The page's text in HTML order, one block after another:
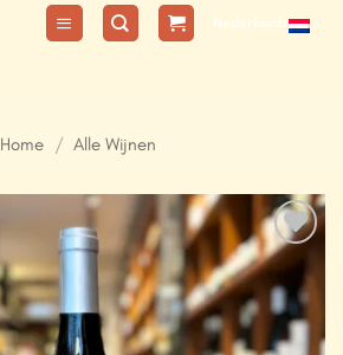
Nederlands
Home / Alle Wijnen
Add to
Wishlist